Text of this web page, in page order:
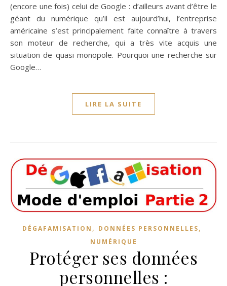
(encore une fois) celui de Google : d’ailleurs avant d’être le
géant du numérique qu’il est aujourd’hui, l’entreprise
américaine s’est principalement faite connaître à travers
son moteur de recherche, qui a très vite acquis une
situation de quasi monopole. Pourquoi une recherche sur
Google…
LIRE LA SUITE
DÉGAFAMISATION , DONNÉES PERSONNELLES,
NUMÉRIQUE
Protéger ses données
personnelles :